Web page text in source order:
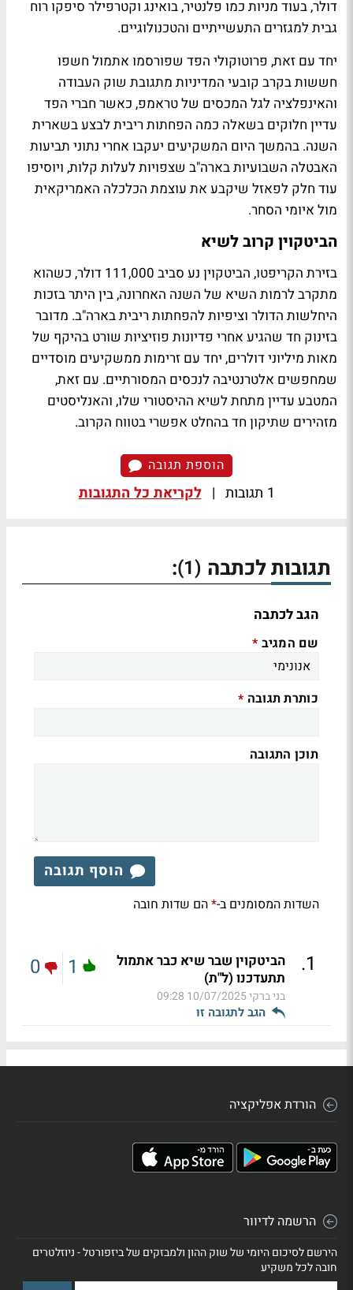
דולר, בעוד מניות כמו פלנטיר, בואינג וקטרפילר סיפקו רוח
גבית למגזרים התעשייתיים והטכנולוגיים.
יחד עם זאת, פרוטוקולי הפד שפורסמו אתמול חשפו
חששות בקרב קובעי המדיניות מתגובת שוק העבודה
והאינפלציה לגל המכסים של טראמפ, כאשר חברי הפד
עדיין חלוקים בשאלה כמה הפחתות ריבית לבצע בשארית
השנה. בהמשך היום המשקיעים יעקבו אחרי נתוני תביעות
האבטלה השבועיות בארה"ב שצפויות לעלות קלות, ויוסיפו
עוד חלק לפאזל שיקבע את עוצמת הכלכלה האמריקאית
מול איומי הסחר.
הביטקוין קרוב לשיא
בזירת הקריפטו, הביטקוין נע סביב 111,000 דולר, כשהוא
מתקרב לרמות השיא של השנה האחרונה, בין היתר בזכות
היחלשות הדולר וציפיות להפחתות ריבית בארה"ב. מדובר
בזינוק חד שהגיע אחרי פדיונות פוזיציות שורט בהיקף של
מאות מיליוני דולרים, יחד עם זרימות ממשקיעים מוסדיים
שמחפשים אלטרנטיבה לנכסים המסורתיים. עם זאת,
המטבע עדיין מתחת לשיא ההיסטורי שלו, והאנליסטים
מזהירים שתיקון חד בהחלט אפשרי בטווח הקרוב.
הוספת תגובה
1 תגובות | לקריאת כל התגובות
תגובות לכתבה (1)
:
הגב לכתבה
שם המגיב *
כותרת תגובה *
תוכן התגובה
הוסף תגובה
השדות המסומנים ב-*הם שדות חובה
1
.
הביטקוין שבר שיא כבר אתמול
תתעדכנו (ל"ת)
בני ברקי10/07/2025 09:28
הגב לתגובה זו
1
0
הורדת אפליקציה
הרשמה לדיוור
הירשם לסיכום היומי של שוק ההון ולמבזקים של ביזפורטל - ניוזלטרים
חובה לכל משקיע